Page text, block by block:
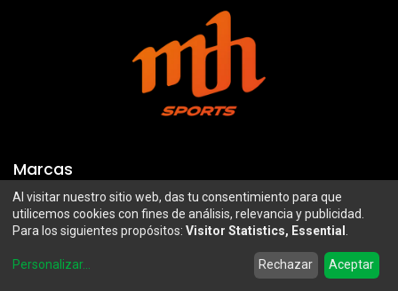
Wishlist Account
Marcas
Troy Lee Designs
100%
Airoh
Mazawi
SIDI
Al visitar nuestro sitio web, das tu consentimiento para que
utilicemos cookies con fines de análisis, relevancia y publicidad.
Para los siguientes propósitos: Visitor Statistics, Essential
Personalizar... Rechazar Aceptar